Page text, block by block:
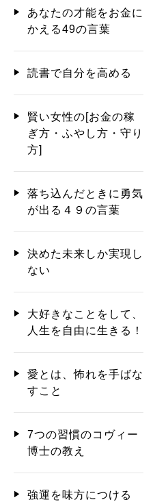
あなたの才能をお金に
かえる49の言葉
読書で自分を高める
賢い女性の[お金の稼
ぎ方・ふやし方・守り
方]
落ち込んだときに勇気
が出る４９の言葉
決めた未来しか実現し
ない
大好きなことをして、
人生を自由に生きる！
愛とは、怖れを手ばな
すこと
7つの習慣のコヴィー
博士の教え
強運を味方につける